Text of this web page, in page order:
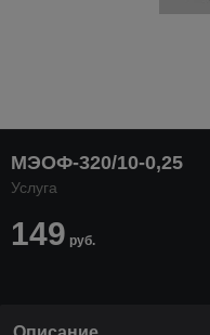
МЭОФ-320/10-0,25
Услуга
149 руб.